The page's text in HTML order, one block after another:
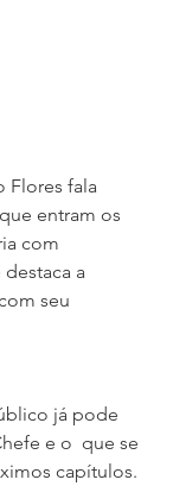
Flores fala
entram os
com
a
seu
já pode
e o  que se
capítulos.